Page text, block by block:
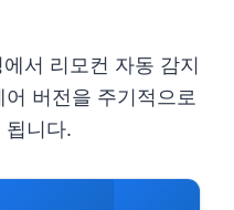
서 리모컨 자동 감지
버전을 주기적으로
됩니다.